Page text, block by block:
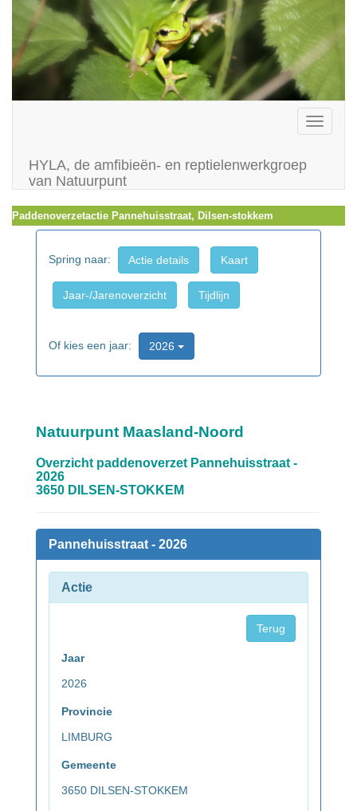
Toggle
HYLA, de amfibieën- en reptielenwerkgroep
van Natuurpunt
Paddenoverzetactie Pannehuisstraat, Dilsen-stokkem
Spring naar: Actie details Kaart
Jaar-/Jarenoverzicht Tijdlijn
Of kies een jaar: 2026
Natuurpunt Maasland-Noord
Overzicht paddenoverzet Pannehuisstraat -
2026
3650 DILSEN-STOKKEM
Pannehuisstraat - 2026
Actie
Terug
Jaar
2026
Provincie
LIMBURG
Gemeente
3650 DILSEN-STOKKEM